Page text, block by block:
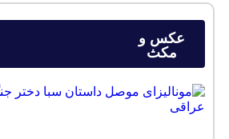
عکس و
مکث